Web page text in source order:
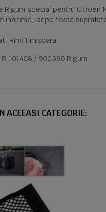
Rigum special pentru
inaltime, iar pe toata
Rimi Timisoara
101408 / 900590 Rigum
ACEEASI CATEGORIE: